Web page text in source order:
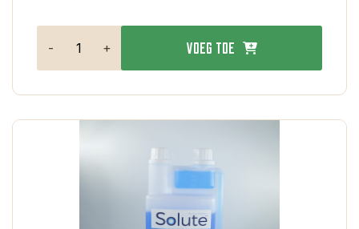
- + Voeg toe